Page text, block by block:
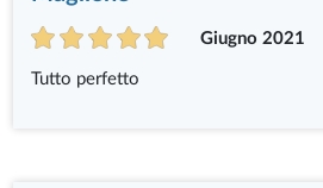
Giugno 2021
Tutto perfetto